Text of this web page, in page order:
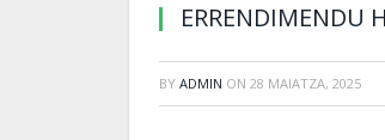
ERRENDIMENDU
BY ADMIN ON 28 MAIATZA, 2025